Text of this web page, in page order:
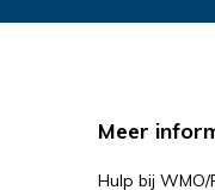
Meer
Hulp bij WMO/